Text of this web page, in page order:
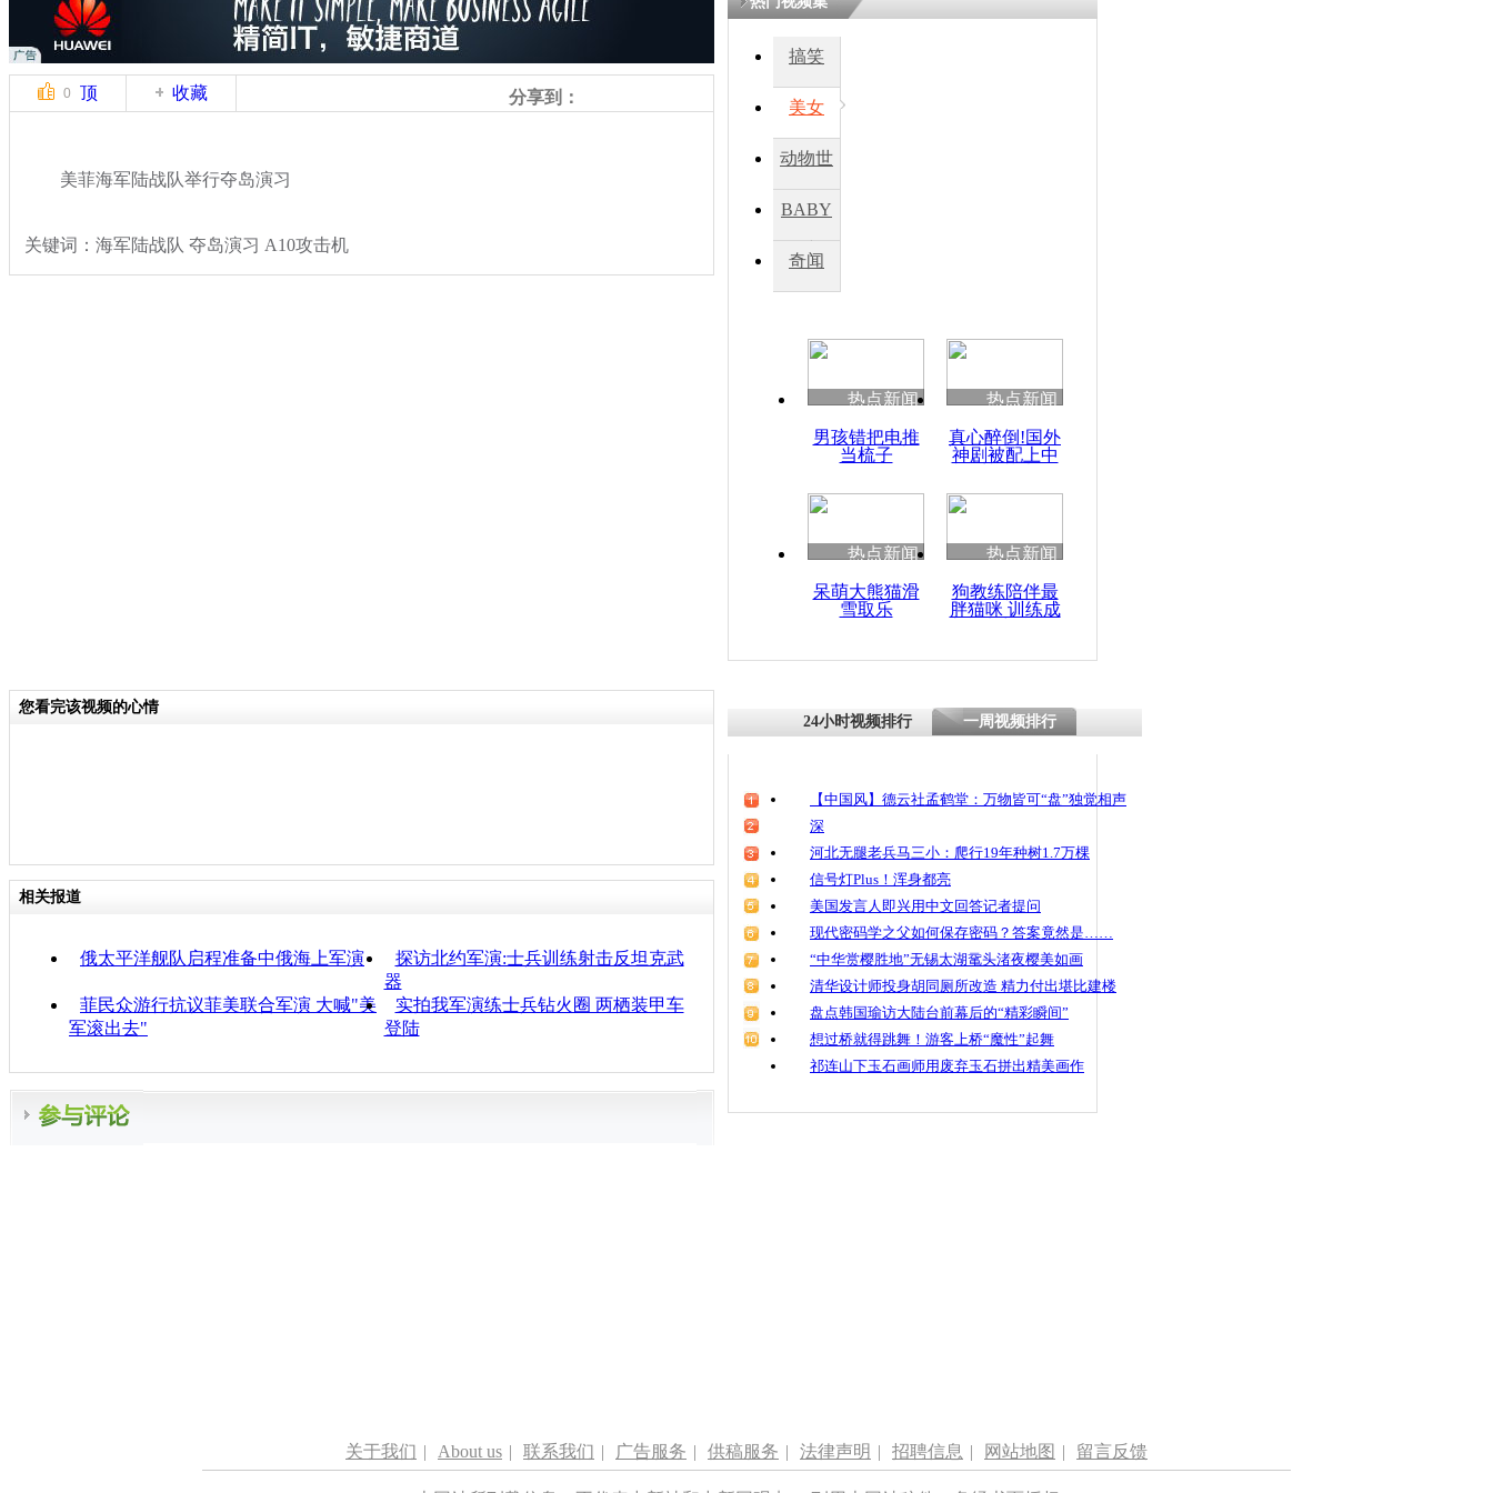
0 顶 收藏 分享到：
美菲海军陆战队举行夺岛演习
关键词：海军陆战队 夺岛演习 A10攻击机
搞笑
美女
动物世
BABY
秀
奇闻
热点新闻
男孩错把电推
当梳子
热点新闻
真心醉倒!国外
神剧被配上中
热点新闻
呆萌大熊猫滑
雪取乐
热点新闻
狗教练陪伴最
胖猫咪 训练成
您看完该视频的心情
相关报道
俄太平洋舰队启程准备中俄海上军演
探访北约军演:士兵训练射击反坦克武
器
菲民众游行抗议菲美联合军演 大喊"美
军滚出去"
实拍我军演练士兵钻火圈 两栖装甲车
登陆
24小时视频排行 一周视频排行
【中国风】德云社孟鹤堂：万物皆可“盘”独觉相声
深
河北无腿老兵马三小：爬行19年种树1.7万棵
信号灯Plus！浑身都亮
美国发言人即兴用中文回答记者提问
现代密码学之父如何保存密码？答案竟然是……
“中华赏樱胜地”无锡太湖鼋头渚夜樱美如画
清华设计师投身胡同厕所改造 精力付出堪比建楼
盘点韩国瑜访大陆台前幕后的“精彩瞬间”
想过桥就得跳舞！游客上桥“魔性”起舞
祁连山下玉石画师用废弃玉石拼出精美画作
关于我们 | About us | 联系我们 | 广告服务 | 供稿服务 | 法律声明 | 招聘信息 | 网站地图 | 留言反馈